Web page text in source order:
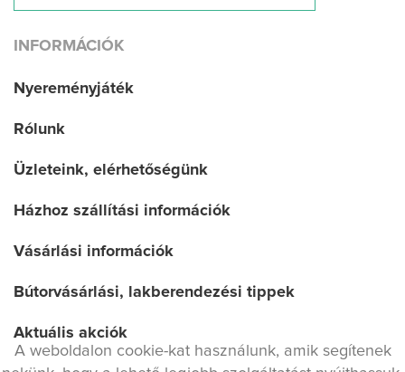
INFORMÁCIÓK
Nyereményjáték
Rólunk
Üzleteink, elérhetőségünk
Házhoz szállítási információk
Vásárlási információk
Bútorvásárlási, lakberendezési tippek
Aktuális akciók
A weboldalon cookie-kat használunk, amik segítenek